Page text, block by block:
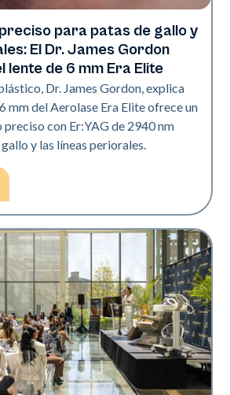
para patas de gallo y
El Dr. James Gordon
lente de 6 mm Era Elite
Dr. James Gordon, explica
mm del Aerolase Era Elite ofrece un
con Er:YAG de 2940 nm
y las líneas periorales.